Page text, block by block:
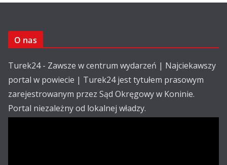
O nas
Turek24 - Zawsze w centrum wydarzeń | Najciekawszy
portal w powiecie | Turek24 jest tytułem prasowym
zarejestrowanym przez Sąd Okręgowy w Koninie.
Portal niezależny od lokalnej władzy.